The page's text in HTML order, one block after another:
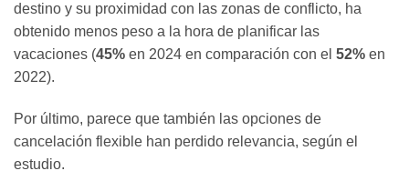
destino y su proximidad con las zonas de conflicto, ha
obtenido menos peso a la hora de planificar las
vacaciones (45% en 2024 en comparación con el 52% en
2022).
Por último, parece que también las opciones de
cancelación flexible han perdido relevancia, según el
estudio.